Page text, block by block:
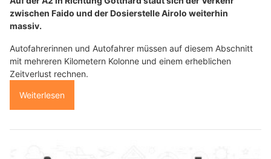
zwischen Faido und der Dosierstelle Airolo weiterhin
massiv.
Autofahrerinnen und Autofahrer müssen auf diesem Abschnitt
mit mehreren Kilometern Kolonne und einem erheblichen
Zeitverlust rechnen.
Weiterlesen